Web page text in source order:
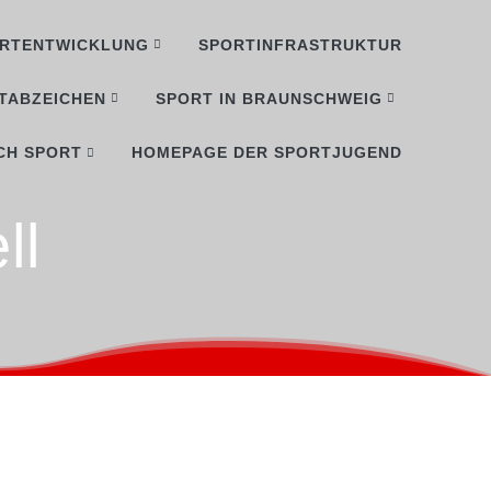
SPORTINFRASTRUKTUR
SPORT IN BRAUNSCHWEIG
SPORT HOMEPAGE DER SPORTJUGEND